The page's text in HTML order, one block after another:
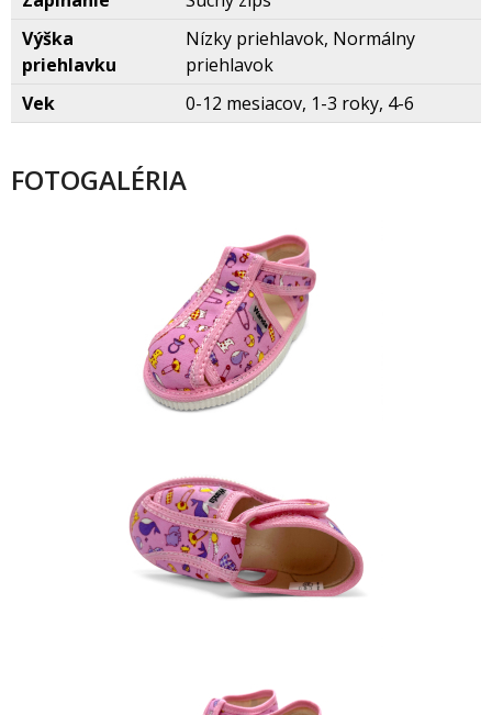
Výška
priehlavku
Nízky priehlavok, Normálny
priehlavok
Vek
0-12 mesiacov, 1-3 roky, 4-6
FOTOGALÉRIA